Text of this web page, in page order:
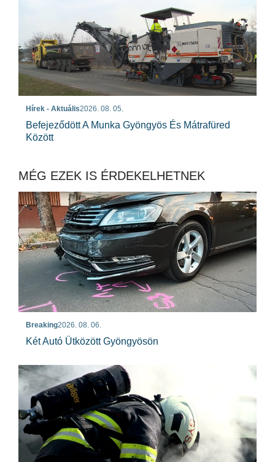
Hírek - Aktuális2026. 08. 05.
Befejeződött A Munka Gyöngyös És Mátrafüred
Között
MÉG EZEK IS ÉRDEKELHETNEK
Breaking2026. 08. 06.
Két Autó Ütközött Gyöngyösön